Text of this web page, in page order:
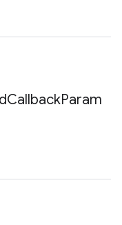
CallbackParam